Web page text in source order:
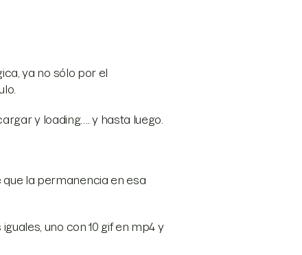
ya no sólo por el
y loading…. y hasta luego.
la permanencia en esa
uno con 10 gif en mp4 y